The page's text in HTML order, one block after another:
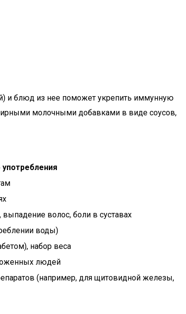
и блюд из нее поможет укрепить иммунную
молочными добавками в виде соусов,
волос, боли в суставах
воды)
набор веса
людей
(например, для щитовидной железы,